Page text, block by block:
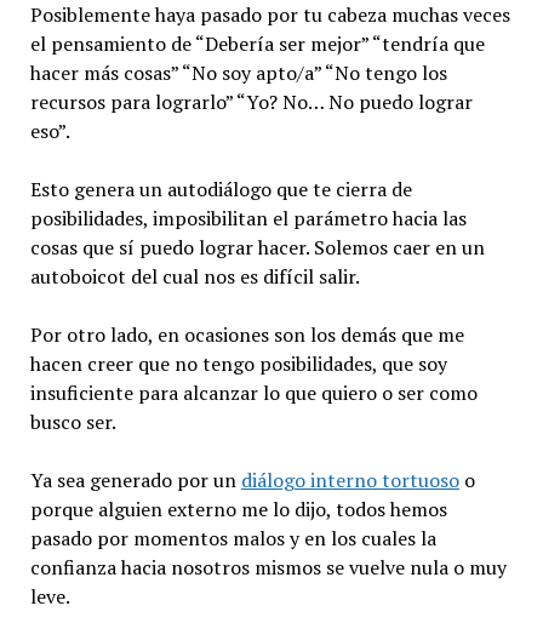
Posiblemente haya pasado por tu cabeza muchas veces
el pensamiento de “Debería ser mejor” “tendría que
hacer más cosas” “No soy apto/a” “No tengo los
recursos para lograrlo” “Yo? No… No puedo lograr
eso”.
Esto genera un autodiálogo que te cierra de
posibilidades, imposibilitan el parámetro hacia las
cosas que sí puedo lograr hacer. Solemos caer en un
autoboicot del cual nos es difícil salir.
Por otro lado, en ocasiones son los demás que me
hacen creer que no tengo posibilidades, que soy
insuficiente para alcanzar lo que quiero o ser como
busco ser.
Ya sea generado por un diálogo interno tortuosoo
porque alguien externo me lo dijo, todos hemos
pasado por momentos malos y en los cuales la
confianza hacia nosotros mismos se vuelve nula o muy
leve.